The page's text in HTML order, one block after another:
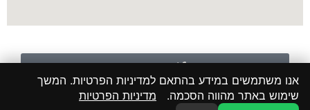
לשיחה עם נציג
אנו משתמשים במידע בהתאם למדיניות הפרטיות. המשך
שימוש באתר מהווה הסכמה. מדיניות הפרטיות